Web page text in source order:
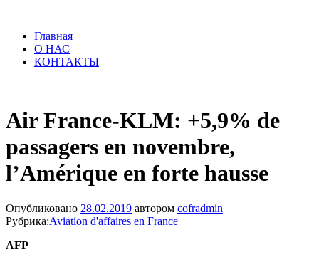
Главная
О НАС
КОНТАКТЫ
Air France-KLM: +5,9% de
passagers en novembre,
l’Amérique en forte hausse
Опубликовано 28.02.2019 автором cofradmin
Рубрика:Aviation d'affaires en France
AFP